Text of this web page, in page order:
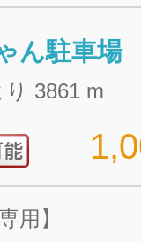
ん駐車場
り 3861 m
用】